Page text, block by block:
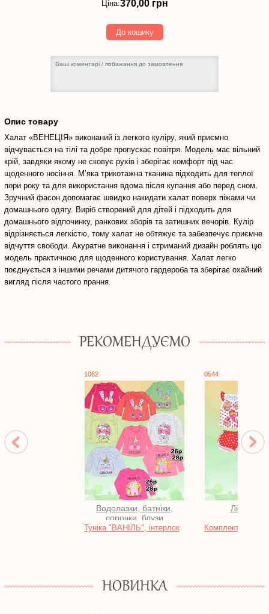
Ціна:370,00 грн
До кошику
Опис товару
Халат «ВЕНЕЦІЯ» виконаний із легкого куліру, який приємно
відчувається на тілі та добре пропускає повітря. Модель має вільний
крій, завдяки якому не сковує рухів і зберігає комфорт під час
щоденного носіння. М’яка трикотажна тканина підходить для теплої
пори року та для використання вдома після купання або перед сном.
Зручний фасон допомагає швидко накидати халат поверх піжами чи
домашнього одягу. Виріб створений для дітей і підходить для
домашнього відпочинку, ранкових зборів та затишних вечорів. Кулір
відрізняється легкістю, тому халат не обтяжує та забезпечує приємне
відчуття свободи. Акуратне виконання і стриманий дизайн роблять цю
модель практичною для щоденного користування. Халат легко
поєднується з іншими речами дитячого гардероба та зберігає охайний
вигляд після частого прання.
РЕКОМЕНДУЄМО
1062
Водолазки, батніки,
сорочки, блузи
Туніка "ВАНІЛЬ", інтерлок
0544
Літо.
Комплект "ФЛАЙ"
НОВИНКА